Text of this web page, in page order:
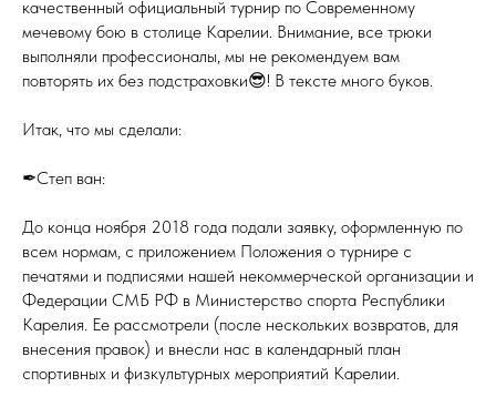
качественный официальный турнир по Современному
мечевому бою в столице Карелии. Внимание, все трюки
выполняли профессионалы, мы не рекомендуем вам
повторять их без подстраховки😎! В тексте много буков.
Итак, что мы сделали:
✒Степ ван:
До конца ноября 2018 года подали заявку, оформленную по
всем нормам, с приложением Положения о турнире с
печатями и подписями нашей некоммерческой организации и
Федерации СМБ РФ в Министерство спорта Республики
Карелия. Ее рассмотрели (после нескольких возвратов, для
внесения правок) и внесли нас в календарный план
спортивных и физкультурных мероприятий Карелии.